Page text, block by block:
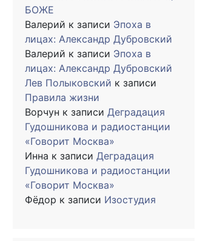
БОЖЕ
Валерий к записи Эпоха в
лицах: Александр Дубровский
Валерий к записи Эпоха в
лицах: Александр Дубровский
Лев Полыковский к записи
Правила жизни
Ворчун к записи Деградация
Гудошникова и радиостанции
«Говорит Москва»
Инна к записи Деградация
Гудошникова и радиостанции
«Говорит Москва»
Фёдор к записи Изостудия